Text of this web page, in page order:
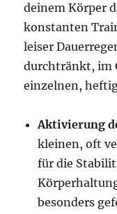
deinem Körper
konstanten
leiser
durchtränkt, im
einzelnen,
Aktivierung
kleinen, oft
für die
besonders